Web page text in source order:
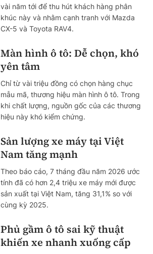
vài năm tới để thu hút khách hàng phân
khúc này và nhằm cạnh tranh với Mazda
CX-5 và Toyota RAV4.
Màn hình ô tô: Dễ chọn, khó
yên tâm
Chỉ từ vài triệu đồng có chọn hàng chục
mẫu mã, thương hiệu màn hình ô tô. Trong
khi chất lượng, nguồn gốc của các thương
hiệu này khó kiểm chứng.
Sản lượng xe máy tại Việt
Nam tăng mạnh
Theo báo cáo, 7 tháng đầu năm 2026 ước
tính đã có hơn 2,4 triệu xe máy mới được
sản xuất tại Việt Nam, tăng 31,1% so với
cùng kỳ 2025.
Phủ gầm ô tô sai kỹ thuật
khiến xe nhanh xuống cấp